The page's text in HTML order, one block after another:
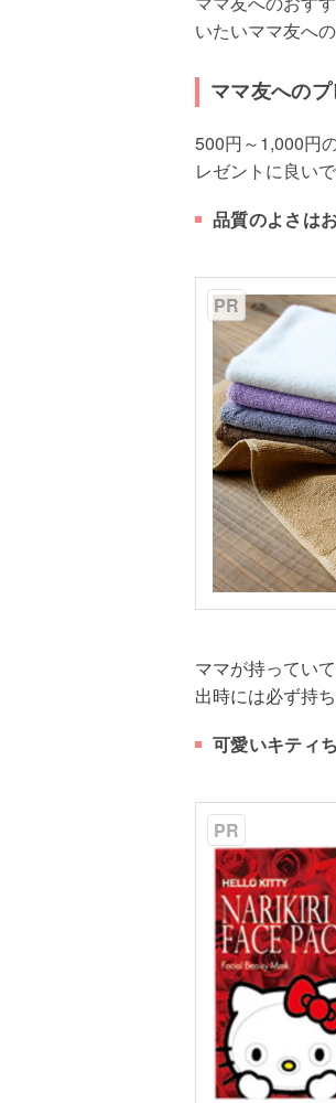
いたいママ友へ
ママ友への
500円～1,000円
レゼントに良いで
品質のよさは
PR
ママが持ってい
出時には必ず持
可愛いキティ
PR